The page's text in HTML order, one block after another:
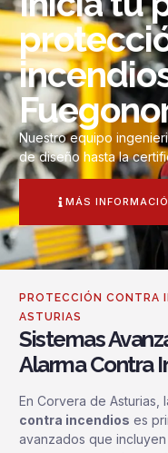
Nuestro equipo
de diseño hasta la
MÁS
PROTECCIÓN CONTRA
ASTURIAS
Sistemas
Alarma Contra
En Corvera de Asturias,
contra incendios es
avanzados que incluyen